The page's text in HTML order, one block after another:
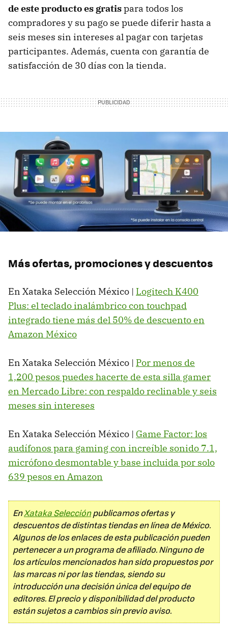
de este producto es gratispara todos los
compradores y su pago se puede diferir hasta a
seis meses sin intereses al pagar con tarjetas
participantes. Además, cuenta con garantía de
satisfacción de 30 días con la tienda.
Más ofertas, promociones y descuentos
En Xataka Selección México | Logitech K400
Plus: el teclado inalámbrico con touchpad
integrado tiene más del 50% de descuento en
Amazon México
En Xataka Selección México | Por menos de
1,200 pesos puedes hacerte de esta silla gamer
en Mercado Libre: con respaldo reclinable y seis
meses sin intereses
En Xataka Selección México | Game Factor: los
audífonos para gaming con increíble sonido 7.1,
micrófono desmontable y base incluida por solo
639 pesos en Amazon
EnXataka Selecciónpublicamos ofertas y
descuentos de distintas tiendas en línea de México.
Algunos de los enlaces de esta publicación pueden
pertenecer a un programa de afiliado. Ninguno de
los artículos mencionados han sido propuestos por
las marcas ni por las tiendas, siendo su
introducción una decisión única del equipo de
editores. El precio y disponibilidad del producto
están sujetos a cambios sin previo aviso.